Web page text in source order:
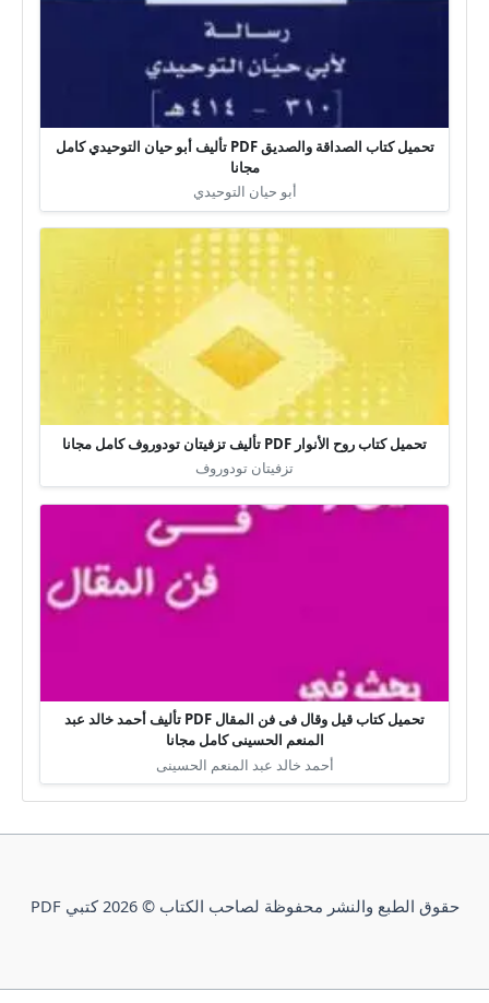
تحميل كتاب الصداقة والصديق PDF تأليف أبو حيان التوحيدي كامل
مجانا
أبو حيان التوحيدي
تحميل كتاب روح الأنوار PDF تأليف تزفيتان تودوروف كامل مجانا
تزفيتان تودوروف
تحميل كتاب قيل وقال فى فن المقال PDF تأليف أحمد خالد عبد
المنعم الحسينى كامل مجانا
أحمد خالد عبد المنعم الحسينى
حقوق الطبع والنشر محفوظة لصاحب الكتاب © 2026 كتبي PDF